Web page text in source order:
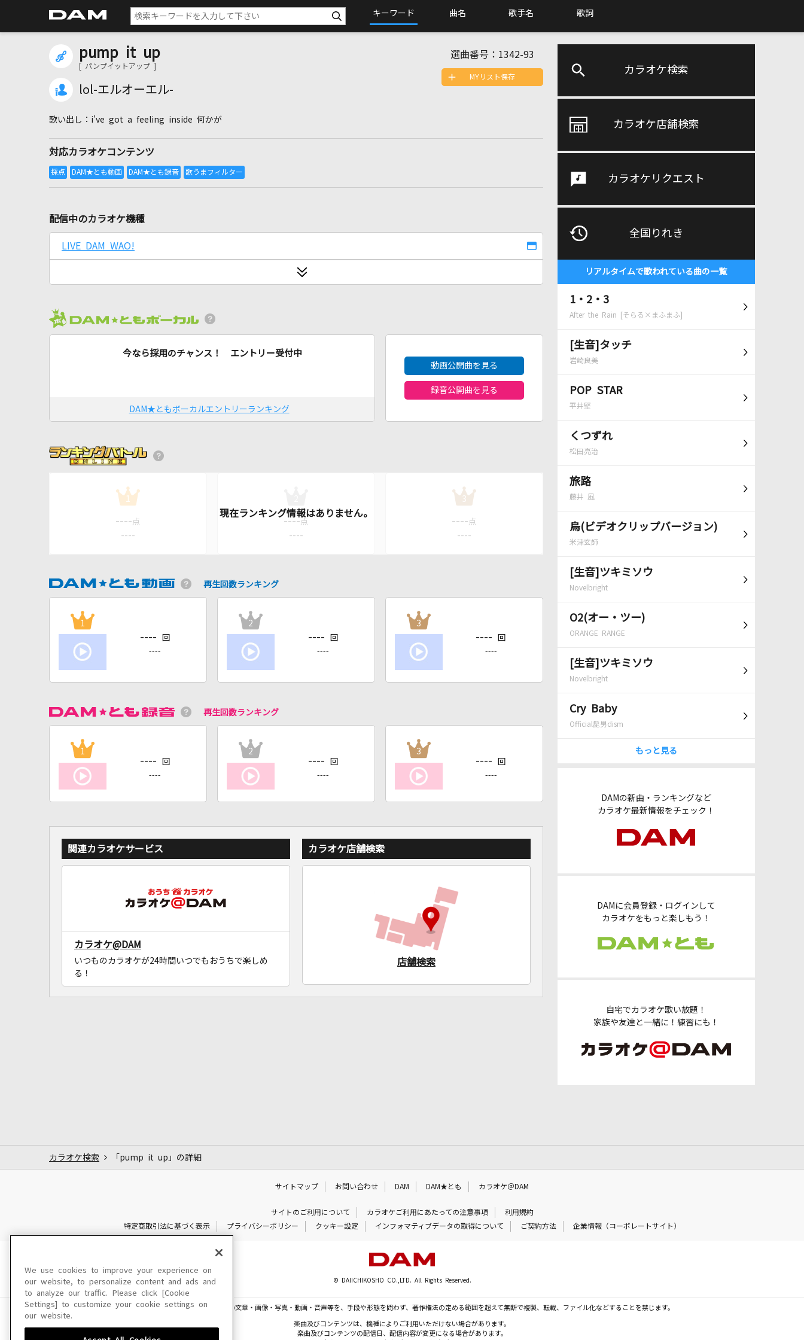
キーワード 曲名 歌手名 歌詞
カラオケ検索
カラオケ店舗検索
カラオケリクエスト
全国りれき
リアルタイムで歌われている曲の一覧
1・2・3
After the Rain [そらる×まふまふ]
[生音]タッチ
岩崎良美
POP STAR
平井堅
くつずれ
松田亮治
旅路
藤井 風
烏(ビデオクリップバージョン)
米津玄師
[生音]ツキミソウ
Novelbright
O2(オー・ツー)
ORANGE RANGE
[生音]ツキミソウ
Novelbright
Cry Baby
Official髭男dism
もっと見る
DAMの新曲・ランキングなど
カラオケ最新情報をチェック！
DAMに会員登録・ログインして
カラオケをもっと楽しもう！
自宅でカラオケ歌い放題！
家族や友達と一緒に！練習にも！
pump it up
[ パンプイットアップ ]
lol-エルオーエル-
選曲番号： 1342-93
i've got a feeling inside 何かが
対応カラオケコンテンツ
MYリスト保存
配信中のカラオケ機種
LIVE DAM WAO!
今なら採用のチャンス！ エントリー受付中
DAM★ともボーカルエントリーランキング
動画公開曲を見る
録音公開曲を見る
1
---- 点
----
---- 点
----
3
---- 点
----
再生回数ランキング
1
---- 回
----
2
---- 回
----
3
---- 回
----
再生回数ランキング
1
---- 回
----
2
---- 回
----
3
---- 回
----
関連カラオケサービス
カラオケ@DAM
いつものカラオケが24時間いつでもおうちで楽しめ
る！
カラオケ店舗検索
店舗検索
カラオケ検索 「pump it up」の詳細
サイトマップ お問い合わせ DAM DAM★とも カラオケ＠DAM
サイトのご利用について カラオケご利用にあたっての注意事項
利用規約
特定商取引法に基づく表示
プライバシーポリシー クッキー設定 インフォマティブデータの取得について ご契約方法 企業情報（コーポレートサイト）
© DAIICHIKOSHO CO.,LTD. All Rights Reserved.
このサイトに掲載されている一切の文章・画像・写真・動画・音声等を、手段や形態を問わず、著作権法の定める範囲を超えて無断で複製、転載、ファイル化などすることを禁じます。
楽曲及びコンテンツは、機種によりご利用いただけない場合があります。
楽曲及びコンテンツの配信日、配信内容が変更になる場合があります。
We use cookies to improve your experience on
our website, to personalize content and ads and
to analyze our traffic. Please click [Cookie
Settings] to customize your cookie settings on
our website.